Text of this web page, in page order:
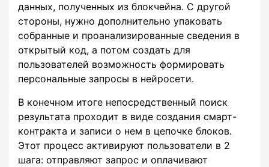
данных, полученных из блокчейна. С другой
стороны, нужно дополнительно упаковать
собранные и проанализированные сведения в
открытый код, а потом создать для
пользователей возможность формировать
персональные запросы в нейросети.
В конечном итоге непосредственный поиск
результата проходит в виде создания смарт-
контракта и записи о нем в цепочке блоков.
Этот процесс активируют пользователи в 2
шага: отправляют запрос и оплачивают